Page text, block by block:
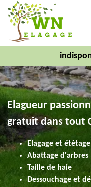
Elagueur
gratuit dans tout
Elagage et
Abattage d'arbres
Taille de haie
Dessouchage et